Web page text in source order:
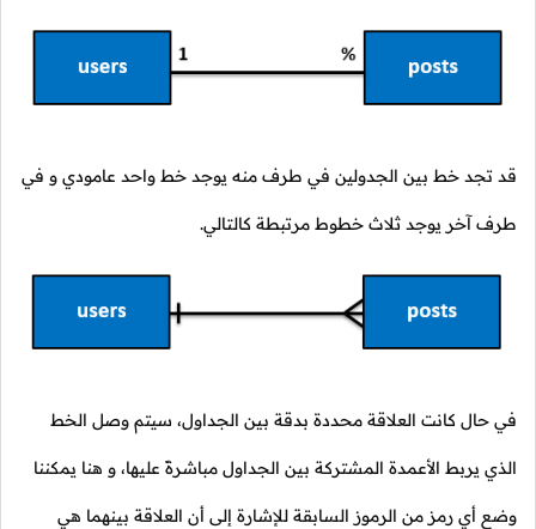
قد تجد خط بين الجدولين في طرف منه يوجد خط واحد عامودي و في
طرف آخر يوجد ثلاث خطوط مرتبطة كالتالي.
في حال كانت العلاقة محددة بدقة بين الجداول، سيتم وصل الخط
الذي يربط الأعمدة المشتركة بين الجداول مباشرةً عليها، و هنا يمكننا
وضع أي رمز من الرموز السابقة للإشارة إلى أن العلاقة بينهما هي